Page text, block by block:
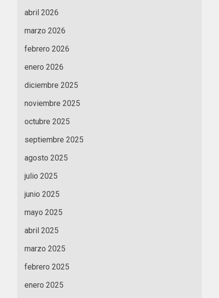
abril 2026
marzo 2026
febrero 2026
enero 2026
diciembre 2025
noviembre 2025
octubre 2025
septiembre 2025
agosto 2025
julio 2025
junio 2025
mayo 2025
abril 2025
marzo 2025
febrero 2025
enero 2025